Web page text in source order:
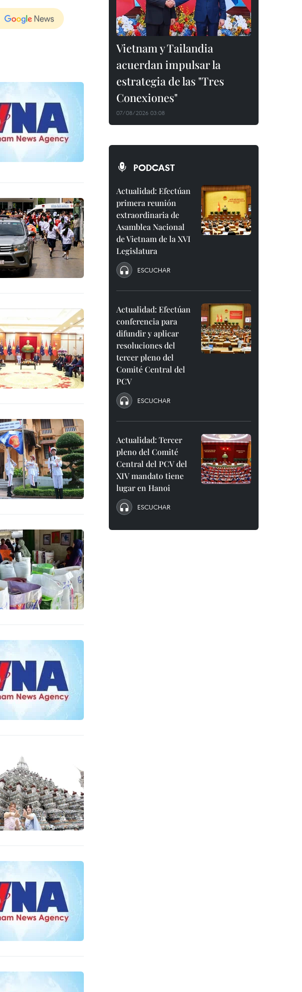
Vietnam y Tailandia
acuerdan impulsar la
estrategia de las "Tres
Conexiones"
07/08/2026 03:08
PODCAST
Actualidad: Efectúan
primera reunión
extraordinaria de
Asamblea Nacional
de Vietnam de la XVI
Legislatura
ESCUCHAR
Actualidad: Efectúan
conferencia para
difundir y aplicar
resoluciones del
tercer pleno del
Comité Central del
PCV
ESCUCHAR
Actualidad: Tercer
pleno del Comité
Central del PCV del
XIV mandato tiene
lugar en Hanoi
ESCUCHAR